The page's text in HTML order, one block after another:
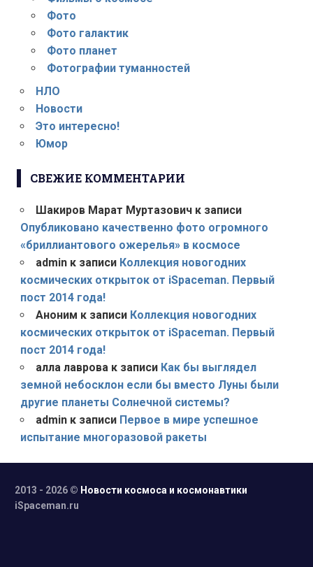
Фото
Фото галактик
Фото планет
Фотографии туманностей
НЛО
Новости
Это интересно!
Юмор
СВЕЖИЕ КОММЕНТАРИИ
Шакиров Марат Муртазовичк записи
Опубликовано качественно фото огромного
«бриллиантового ожерелья» в космосе
adminк записи Коллекция новогодних
космических открыток от iSpaceman. Первый
пост 2014 года!
Аноним к записи Коллекция новогодних
космических открыток от iSpaceman. Первый
пост 2014 года!
алла лавровак записи Как бы выглядел
земной небосклон если бы вместо Луны были
другие планеты Солнечной системы?
adminк записи Первое в мире успешное
испытание многоразовой ракеты
2013 - 2026 © Новости космоса и космонавтики
iSpaceman.ru